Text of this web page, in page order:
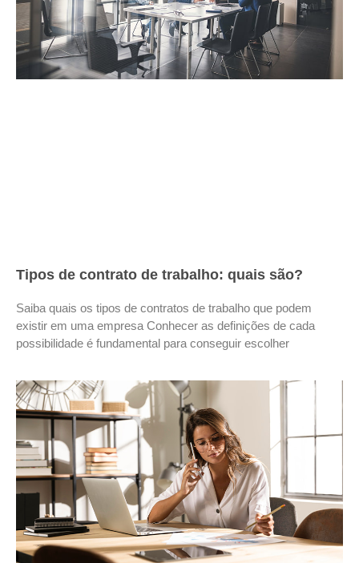
Tipos de contrato de trabalho: quais são?
Saiba quais os tipos de contratos de trabalho que podem
existir em uma empresa Conhecer as definições de cada
possibilidade é fundamental para conseguir escolher